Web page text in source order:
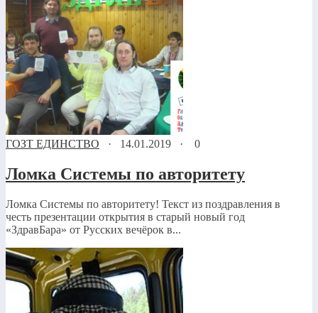
ГОЗТ ЕДИНСТВО · 14.01.2019 · 0
Ломка Системы по авторитету
Ломка Системы по авторитету! Текст из поздравления в
честь презентации открытия в старый новый год
«ЗдравБара» от Русских вечёрок в...